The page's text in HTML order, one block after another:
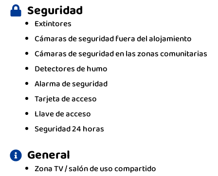
Seguridad
Extintores
Cámaras de seguridad fuera del alojamiento
Cámaras de seguridad en las zonas comunitarias
Detectores de humo
Alarma de seguridad
Tarjeta de acceso
Llave de acceso
Seguridad 24 horas
General
Zona TV / salón de uso compartido